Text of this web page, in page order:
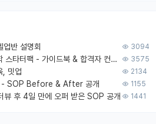
반 설명회 3094
[무료] 2026 미국 대학원 유학 스타터팩 - 가이드북 & 합격자 컨택메일 템플릿 3575
, 밋업 2134
- SOP Before & After 공개 1155
뷰 후 4일 만에 오퍼 받은 SOP 공개 1441